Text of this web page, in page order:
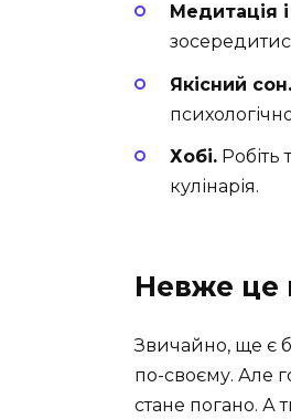
Медитація
Якісний сон.
Хобі. Робіть
кулінарія.
Невже це
Звичайно, ще є
по-своєму. Але
стане погано. А